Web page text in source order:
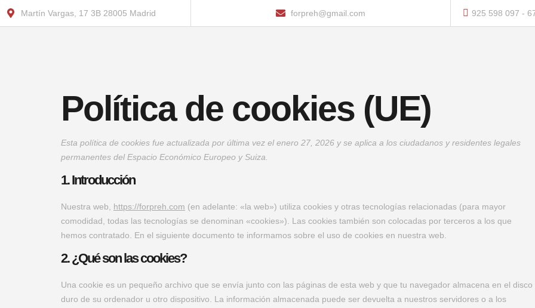
Martín Vargas, 17 3B 28005 Madrid forpreh@gmail.com 925 598 097 -
Política de cookies (UE)
Esta política de cookies fue actualizada por última vez el enero 27, 2026 y se aplica a los ciudadanos y residentes legales
permanentes del Espacio Económico Europeo y Suiza.
1. Introducción
Nuestra web, https://forpreh.com (en adelante: «la web») utiliza cookies y otras tecnologías relacionadas (para mayor
comodidad, todas las tecnologías se denominan «cookies»). Las cookies también son colocadas por terceros a los que
hemos contratado. En el siguiente documento te informamos sobre el uso de cookies en nuestra web.
2. ¿Qué son las cookies?
Una cookie es un pequeño archivo que se envía junto con las páginas de esta web y que tu navegador almacena en el disco
duro de su ordenador u otro dispositivo. La información almacenada puede ser devuelta a nuestros servidores o a los